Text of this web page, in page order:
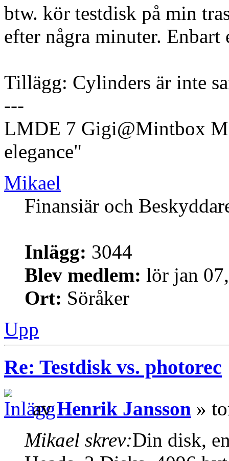
btw. kör testdisk på min
efter några minuter. Enbart
Tillägg: Cylinders är inte
---
LMDE 7 Gigi@Mintbox
elegance"
Mikael
Finansiär och
Inlägg: 3044
Blev medlem: lör jan
Ort: Söråker
Upp
Re: Testdisk vs. photorec
avHenrik Jansson »
Mikael skrev:Din disk,